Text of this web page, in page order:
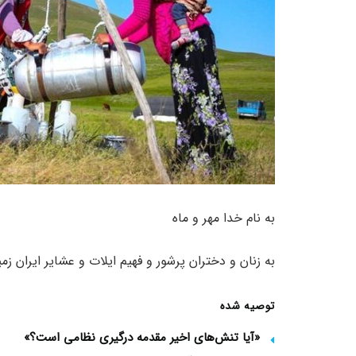
به نام خدا مهر و ماه
به زنان و دختران پرشور و فهیم ایلات و عشایر ایران
توصیه شده
«آیا تنش‌های اخیر مقدمه درگیری نظامی است؟»